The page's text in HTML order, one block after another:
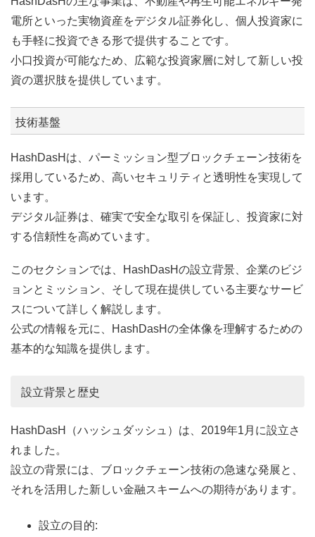
電所といった実物資産をデジタル証券化し、個人投資家に
も手軽に投資できる形で提供することです。
小口投資が可能なため、広範な投資家層に対して新しい投
資の選択肢を提供しています。
技術基盤
HashDasHは、パーミッション型ブロックチェーン技術を
採用しているため、高いセキュリティと透明性を実現して
います。
デジタル証券は、確実で安全な取引を保証し、投資家に対
する信頼性を高めています。
このセクションでは、HashDasHの設立背景、企業のビジ
ョンとミッション、そして現在提供している主要なサービ
スについて詳しく解説します。
公式の情報を元に、HashDasHの全体像を理解するための
基本的な知識を提供します。
設立背景と歴史
HashDasH（ハッシュダッシュ）は、2019年1月に設立さ
れました。
設立の背景には、ブロックチェーン技術の急速な発展と、
それを活用した新しい金融スキームへの期待があります。
設立の目的: